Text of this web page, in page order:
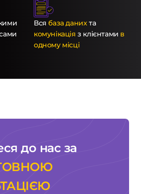
Всябаза данихта
комунікація з клієнтами в
одному місці
до нас за